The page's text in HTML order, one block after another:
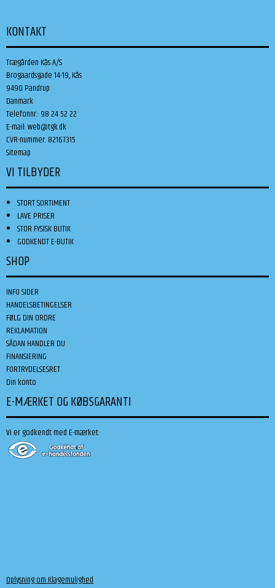
KONTAKT
Trægården Kås A/S
Brogaardsgade 14-19, Kås
9490 Pandrup
Danmark
Telefonnr.: 98 24 52 22
E-mail:web@tgk.dk
CVR-nummer: 82167315
Sitemap
VI TILBYDER
STORT SORTIMENT
LAVE PRISER
STOR FYSISK BUTIK
GODKENDT E-BUTIK
SHOP
INFO SIDER
HANDELSBETINGELSER
FØLG DIN ORDRE
REKLAMATION
SÅDAN HANDLER DU
FINANSIERING
FORTRYDELSESRET
Din konto
E-MÆRKET OG KØBSGARANTI
Vi er godkendt med E-mærket:
Oplysning om Klagemulighed